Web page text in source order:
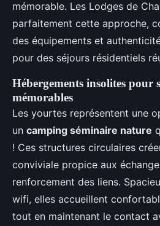
mémorable. Les Lodges de
parfaitement cette approche,
des équipements et
pour des séjours résidentiels
Hébergements insolites pour
mémorables
Les yourtes représentent une
un camping séminaire nature
! Ces structures circulaires
conviviale propice aux
renforcement des liens.
wifi, elles accueillent
tout en maintenant le contact